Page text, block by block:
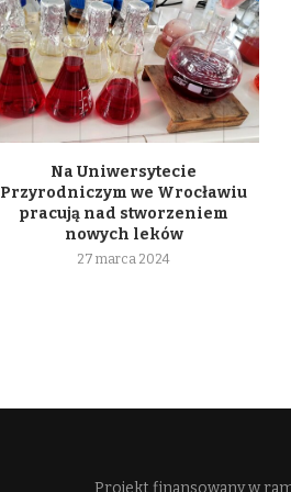
Na Uniwersytecie
Przyrodniczym we Wrocławiu
pracują nad stworzeniem
nowych leków
27 marca 2024
Projekt finansowany w